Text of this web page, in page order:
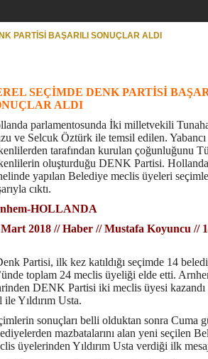
PARTİSİ BAŞARILI SONUÇLAR ALDI
SEÇİMDE DENK PARTİSİ
ALDI
parlamentosunda İki milletvekili
ve Selcuk Öztürk ile temsil edilen. Yabancı
tarafından kurulan çoğunluğunu
oluşturduğu DENK Partisi. Hollanda
yapılan Belediye meclis üyeleri
cıktı.
HOLLANDA
2018 // Haber // Mustafa Koyuncu //
Partisi, ilk kez katıldığı seçimde 14
toplam 24 meclis üyeliği elde etti.
DENK Partisi iki meclis üyesi
ile Yıldırım Usta.
sonuçları belli olduktan sonra Cuma
mazbatalarını alan yeni seçilen
üyelerinden Yıldırım Usta verdiği ilk